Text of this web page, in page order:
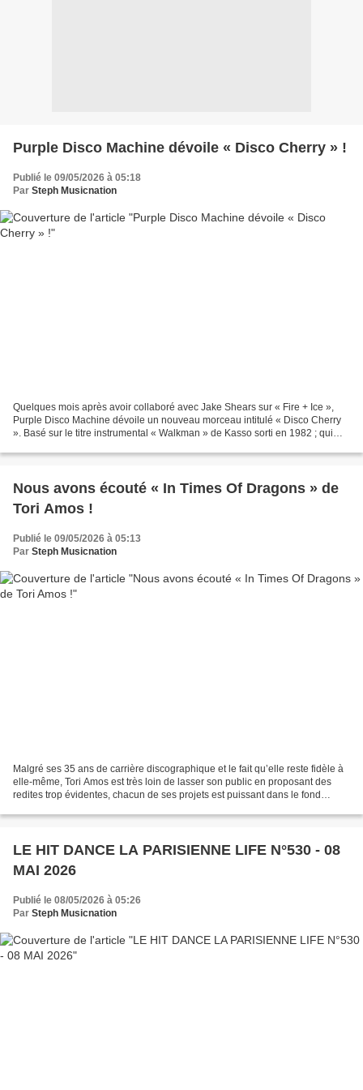
Purple Disco Machine dévoile « Disco Cherry » !
Publié le 09/05/2026 à 05:18
Par Steph Musicnation
Quelques mois après avoir collaboré avec Jake Shears sur « Fire + Ice »,
Purple Disco Machine dévoile un nouveau morceau intitulé « Disco Cherry
». Basé sur le titre instrumental « Walkman » de Kasso sorti en 1982 ; qui
Nous avons écouté « In Times Of Dragons » de
Tori Amos !
Publié le 09/05/2026 à 05:13
Par Steph Musicnation
Malgré ses 35 ans de carrière discographique et le fait qu’elle reste fidèle à
elle-même, Tori Amos est très loin de lasser son public en proposant des
redites trop évidentes, chacun de ses projets est puissant dans le fond
LE HIT DANCE LA PARISIENNE LIFE N°530 - 08
MAI 2026
Publié le 08/05/2026 à 05:26
Par Steph Musicnation